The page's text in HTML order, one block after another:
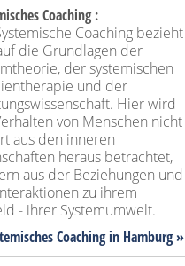
Coaching :
Coaching bezieht
die Grundlagen der
der systemischen
und der
Hier wird
von Menschen nicht
aus den inneren
heraus betrachtet,
aus der Beziehungen und
zu ihrem
- ihrer Systemumwelt.
Coaching in Hamburg »